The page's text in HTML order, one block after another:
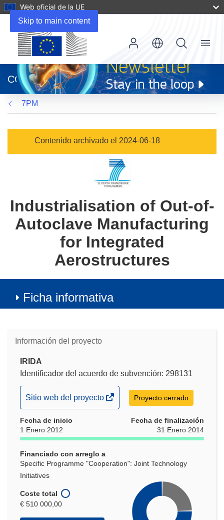
Skip to main content
Web oficial de la UE
abrirá
en
una
nueva
ventana)
CORDIS
Menu
7PM
Contenido archivado el 2024-06-18
Industrialisation of Out-of-
Autoclave Manufacturing
for Integrated
Aerostructures
Ficha informativa
Información del proyecto
IRIDA
Identificador del acuerdo de subvención: 298131
(se
abrirá
en
una
ventana)
Sitio web del proyecto Proyecto cerrado
Fecha de inicio
1 Enero 2012
Fecha de finalización
31 Enero 2014
Financiado con arreglo a
Specific Programme "Cooperation": Joint Technology
Initiatives
Coste total
€ 510 000,00